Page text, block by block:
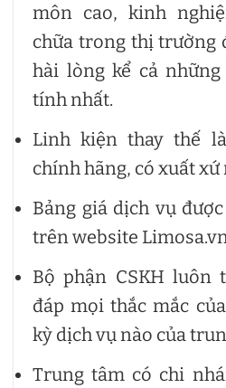
môn cao, kinh
chữa trong thị trường
hài lòng kể cả
tính nhất.
Linh kiện thay thế
chính hãng, có xuất xứ
Bảng giá dịch vụ
trên website Limosa.vn
Bộ phận CSKH luôn
đáp mọi thắc mắc
kỳ dịch vụ nào của
Trung tâm có chi